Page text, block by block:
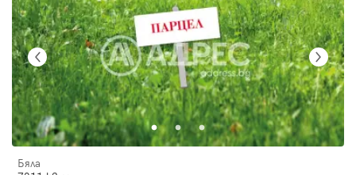
Бяла